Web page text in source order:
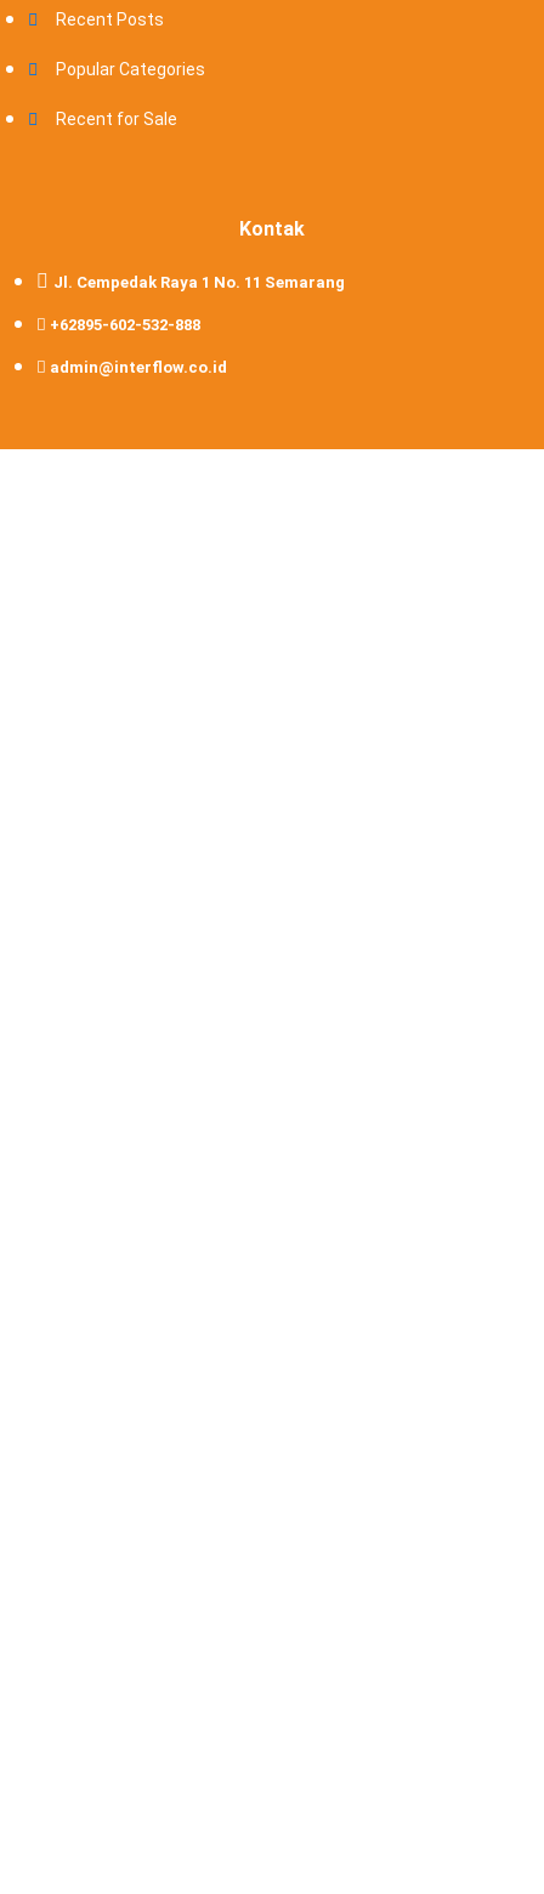
Recent Posts
Popular Categories
Recent for Sale
Kontak
Jl. Cempedak Raya 1 No. 11 Semarang
+62895-602-532-888
admin@interflow.co.id